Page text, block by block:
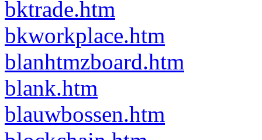
bktrade.htm
bkworkplace.htm
blanhtmzboard.htm
blank.htm
blauwbossen.htm